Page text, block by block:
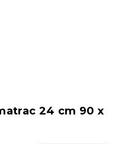
24 cm 90 x